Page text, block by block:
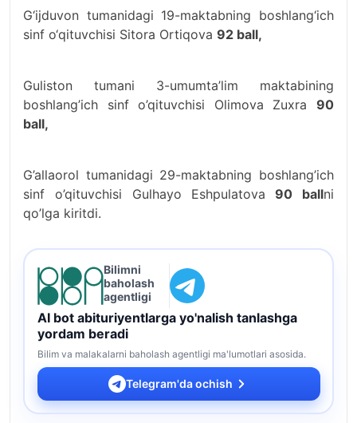
G‘ijduvon tumanidagi 19-maktabning boshlang‘ich
sinf o‘qituvchisi Sitora Ortiqova 92 ball,
Guliston tumani 3-umumta’lim maktabining
boshlang’ich sinf o’qituvchisi Olimova Zuxra 90
ball,
G’allaorol tumanidagi 29-maktabning boshlang’ich
sinf o’qituvchisi Gulhayo Eshpulatova 90 ballni
qo’lga kiritdi.
Bilimni
baholash
agentligi
AI bot abituriyentlarga yo'nalish tanlashga
yordam beradi
Bilim va malakalarni baholash agentligi ma'lumotlari asosida.
Telegram'da ochish